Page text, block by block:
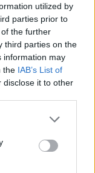
utilized by
parties prior to
the further
third parties on the
information may
the IAB’s List of
disclose it to other
or more Google
You may click to
party tags to
in below Google
Συντακτική
Flash.gr